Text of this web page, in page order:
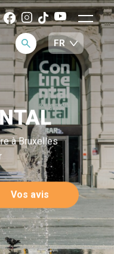
à Bruxelles
Vos avis